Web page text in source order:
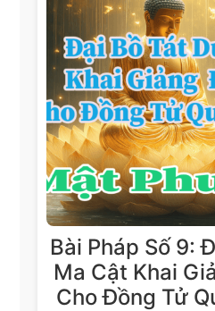
Bài Pháp Số 9:
Ma Cật Khai
Cho Đồng Tử